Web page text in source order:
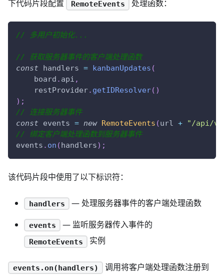
下代码片段配置 RemoteEvents 处理函数：
// 多用户初始化...
// 获取服务器事件的客户端处理函数
const handlers = kanbanUpdates (
    board
. api ,
    restProvider
. getIDResolver( )
) ;
// 连接服务器事件
const events = new RemoteEvents (url +
"/api/
// 绑定客户端处理函数到服务器事件
events . on (handlers) ;
该代码片段中使用了以下标识符：
handlers — 处理服务器事件的客户端处理函数
events — 监听服务器传入事件的
RemoteEvents 实例
events.on(handlers)
调用将客户端处理函数注册到